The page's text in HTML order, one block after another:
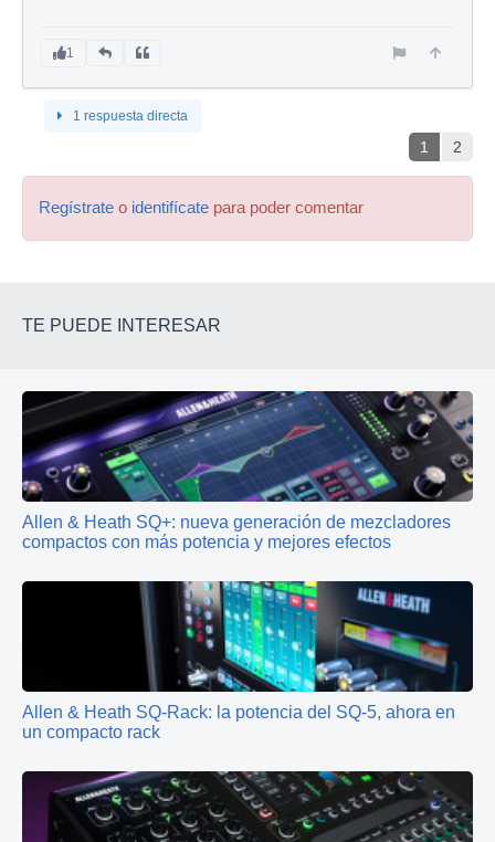
1
1 respuesta directa
1 2
Regístrate o identifícate para poder comentar
TE PUEDE INTERESAR
Allen & Heath SQ+: nueva generación de mezcladores
compactos con más potencia y mejores efectos
Allen & Heath SQ-Rack: la potencia del SQ-5, ahora en
un compacto rack